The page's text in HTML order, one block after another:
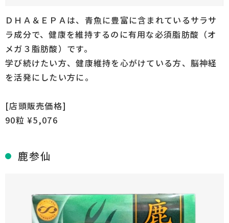
ＤＨＡ＆ＥＰＡは、青魚に豊富に含まれているサラサ
ラ成分で、健康を維持するのに有用な必須脂肪酸（オ
メガ３脂肪酸）です。
学び続けたい方、健康維持を心がけている方、脳神経
を活発にしたい方に。
[店頭販売価格]
90粒 ¥5,076
鹿参仙